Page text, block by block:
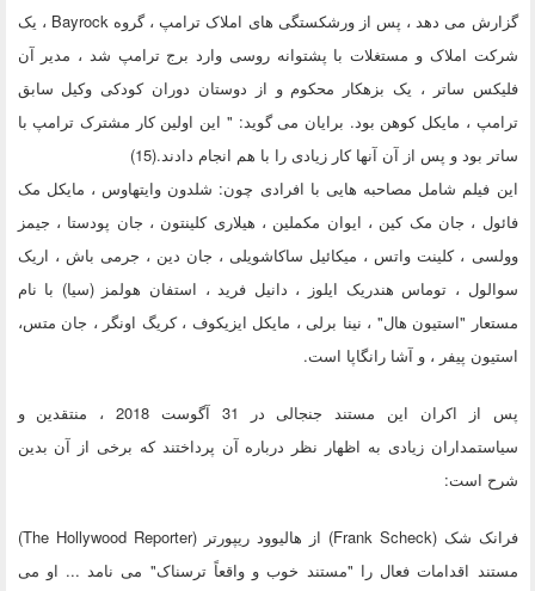
گزارش می دهد ، پس از ورشکستگی های املاک ترامپ ، گروه Bayrock ، یک
شرکت املاک و مستغلات با پشتوانه روسی وارد برج ترامپ شد ، مدیر آن
فلیکس ساتر ، یک بزهکار محکوم و از دوستان دوران کودکی وکیل سابق
ترامپ ، مایکل کوهن بود. برایان می گوید: " این اولین کار مشترک ترامپ با
ساتر بود و پس از آن آنها کار زیادی را با هم انجام دادند.(15)
این فیلم شامل مصاحبه هایی با افرادی چون: شلدون وایتهاوس ، مایکل مک
فائول ، جان مک کین ، ایوان مکملین ، هیلاری کلینتون ، جان پودستا ، جیمز
وولسی ، کلینت واتس ، میکائیل ساکاشویلی ، جان دین ، جرمی باش ، اریک
سوالول ، توماس هندریک ایلوز ، دانیل فرید ، استفان هولمز (سیا) با نام
مستعار "استیون هال" ، نینا برلی ، مایکل ایزیکوف ، کریگ اونگر ، جان متس،
استیون پیفر ، و آشا رانگاپا است.
پس از اکران این مستند جنجالی در 31 آگوست 2018 ، منتقدین و
سیاستمداران زیادی به اظهار نظر درباره آن پرداختند که برخی از آن بدین
شرح است:
فرانک شک (Frank Scheck) از هالیوود ریپورتر (The Hollywood Reporter)
مستند اقدامات فعال را "مستند خوب و واقعاً ترسناک" می نامد ... او می